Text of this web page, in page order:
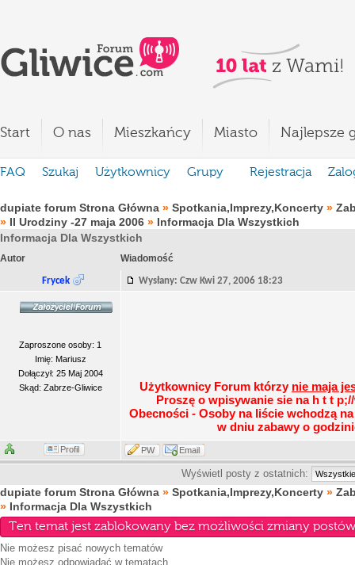
Start O nas Mieszkańcy Miasto Najlepsze
FAQ Szukaj Użytkownicy Grupy Rejestracja
dupiate forum Strona Główna » Spotkania,Imprezy,Koncerty »
» II Urodziny -27 maja 2006 » Informacja Dla Wszystkich
Informacja Dla Wszystkich
Autor Wiadomość
Frycek Wysłany: Czw Kwi 27, 2006 18:23
Zaproszone osoby: 1
Imię: Mariusz
Dołączył: 25 Maj 2004
Skąd: Zabrze-Gliwice
Użytkownicy Forum którzy nie maja
Proszę o wpisywanie sie na h t t
Obecności - Osoby na liście wchodzą
w dniu zabawy o
Profil PW Email
Wyświetl posty z ostatnich:
dupiate forum Strona Główna » Spotkania,Imprezy,Koncerty »
» Informacja Dla Wszystkich
Ten temat jest zablokowany bez możliwości zmiany
Nie możesz pisać nowych tematów
Nie możesz odpowiadać w tematach